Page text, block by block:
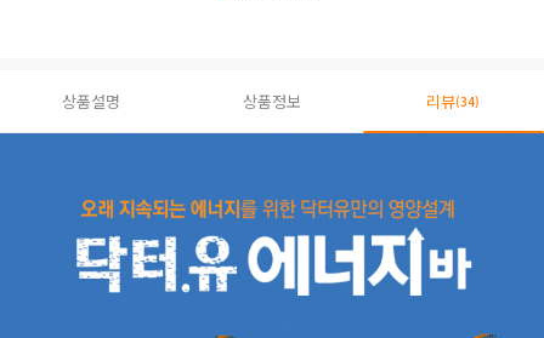
상품설명 상품정보 리뷰(34)